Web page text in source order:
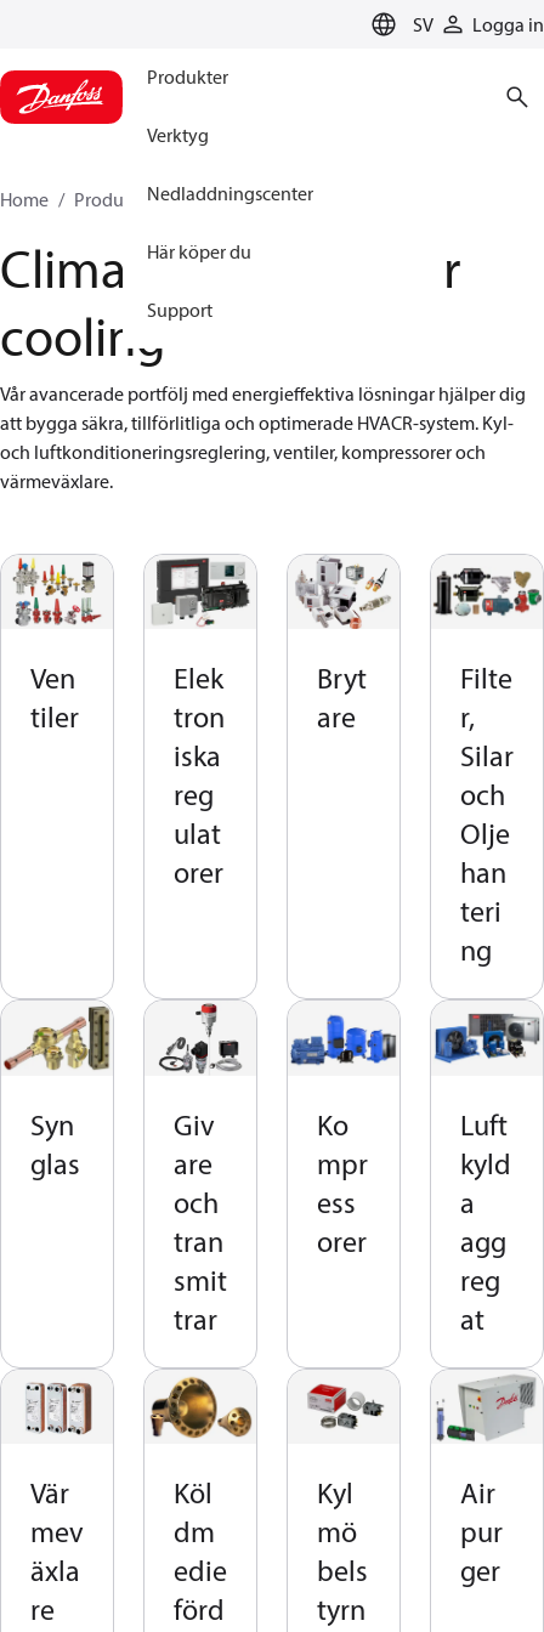
SV Logga in
Produkter
Verktyg
Nedladdningscenter
Här köper du
Support
Home Produkter Climate Solutions for cooling
Climate Solutions for
cooling
Vår avancerade portfölj med energieffektiva lösningar hjälper dig
att bygga säkra, tillförlitliga och optimerade HVACR-system. Kyl-
och luftkonditioneringsreglering, ventiler, kompressorer och
värmeväxlare.
Ven
tiler
Elek
tron
iska
reg
ulat
orer
Bryt
are
Filte
r,
Silar
och
Olje
han
teri
ng
Syn
glas
Giv
are
och
tran
smit
trar
Ko
mpr
ess
orer
Luft
kyld
a
agg
reg
at
Vär
mev
äxla
re
Köl
dm
edie
förd
Kyl
mö
bels
tyrn
Air
pur
ger